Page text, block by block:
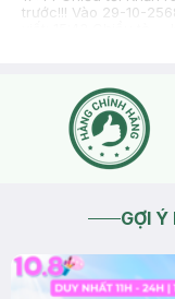
trước!!! Vào 29-10-
Dạ chào bạn,
Hasaki hỗ trợ bạn
phẩm chính thức:
2025-10-29Thích
GỢI Ý